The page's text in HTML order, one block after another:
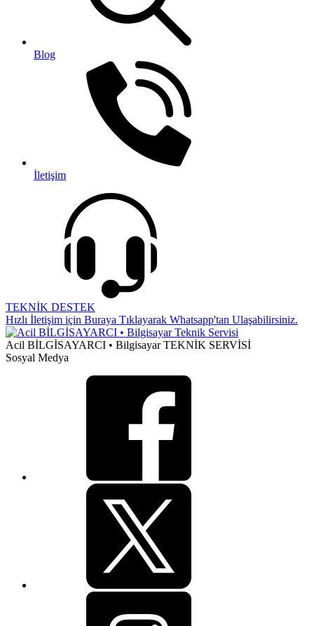
Blog
İletişim
TEKNİK DESTEK
Hızlı İletişim için Buraya Tıklayarak Whatsapp'tan Ulaşabilirsiniz.
Acil BİLGİSAYARCI • Bilgisayar TEKNİK SERVİSİ
Sosyal Medya